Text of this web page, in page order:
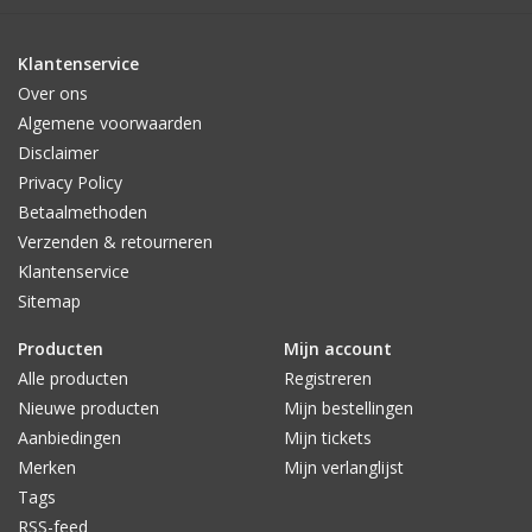
Label123!
Klantenservice
Over ons
Algemene voorwaarden
Disclaimer
Privacy Policy
Betaalmethoden
Verzenden & retourneren
Klantenservice
Sitemap
Producten
Alle producten
Nieuwe producten
Aanbiedingen
Merken
Tags
RSS-feed
Mijn account
Registreren
Mijn bestellingen
Mijn tickets
Mijn verlanglijst